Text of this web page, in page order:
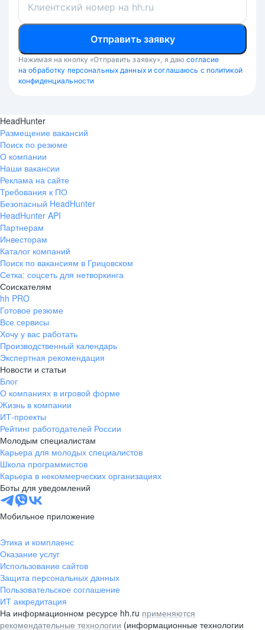
Клиентский номер на hh.ru
Отправить заявку
Нажимая на кнопку «Отправить заявку», я даю согласие
на обработку персональных данных и соглашаюсь с политикой
конфиденциальности
HeadHunter
Размещение вакансий
Поиск по резюме
О компании
Наши вакансии
Реклама на сайте
Требования к ПО
Безопасный HeadHunter
HeadHunter API
Партнерам
Инвесторам
Каталог компаний
Поиск по вакансиям в Грицовском
Сетка: соцсеть для нетворкинга
Соискателям
hh PRO
Готовое резюме
Все сервисы
Хочу у вас работать
Производственный календарь
Экспертная рекомендация
Новости и статьи
Блог
О компаниях в игровой форме
Жизнь в компании
ИТ-проекты
Рейтинг работодателей России
Молодым специалистам
Карьера для молодых специалистов
Школа программистов
Карьера в некоммерческих организациях
Боты для уведомлений
Мобильное приложение
Этика и комплаенс
Оказание услуг
Использование сайтов
Защита персональных данных
Пользовательское соглашение
ИТ аккредитация
На информационном ресурсе hh.ru применяются
рекомендательные технологии (информационные технологии